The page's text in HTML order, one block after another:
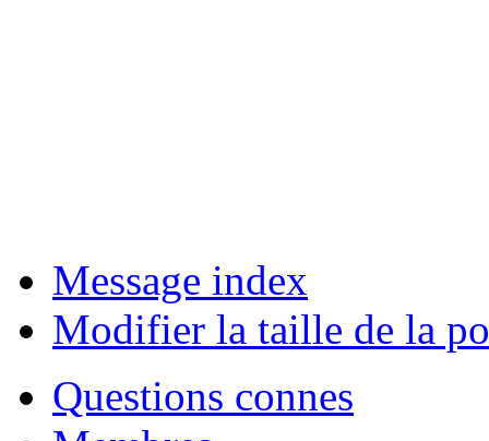
Message index
Modifier la taille de la
Questions connes